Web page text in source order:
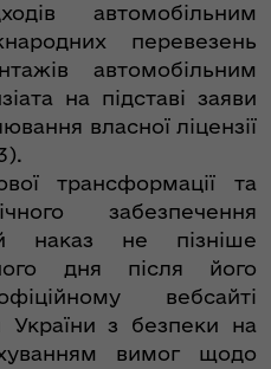
автомобільним
перевезень
автомобільним
на підставі заяви
власної ліцензії
трансформації та
забезпечення
наказ не пізніше
дня після його
вебсайті
з безпеки на
вимог щодо